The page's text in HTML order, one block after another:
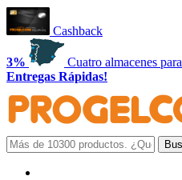
Cashback
3%
Cuatro almacenes para
Entregas Rápidas!